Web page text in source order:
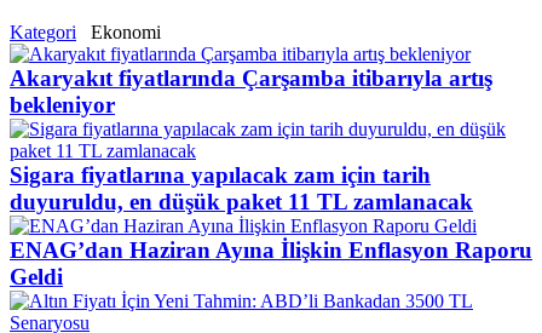
Kategori Ekonomi
Akaryakıt fiyatlarında Çarşamba itibarıyla artış
bekleniyor
Sigara fiyatlarına yapılacak zam için tarih
duyuruldu, en düşük paket 11 TL zamlanacak
ENAG’dan Haziran Ayına İlişkin Enflasyon Raporu
Geldi